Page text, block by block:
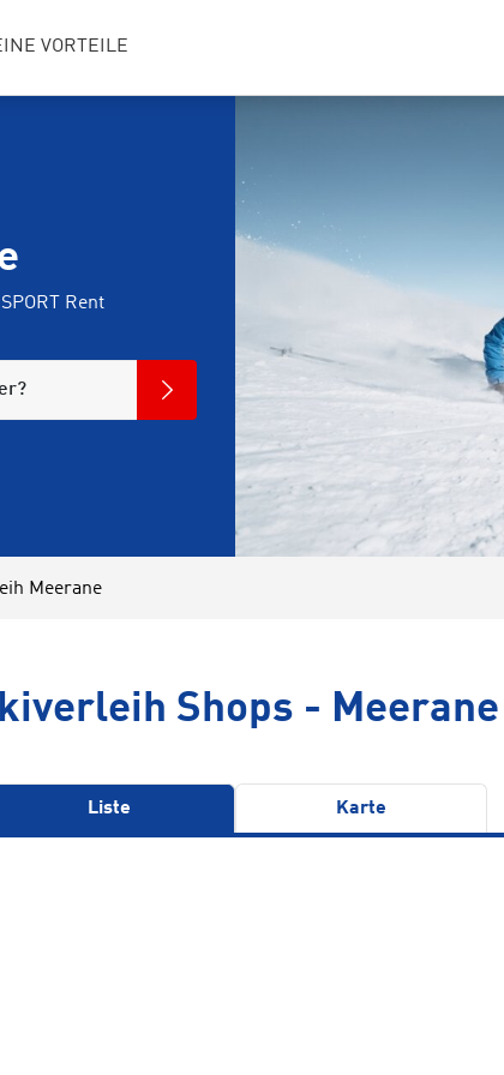
VORTEILE
Rent
Meerane
Shops - Meerane
Liste Karte